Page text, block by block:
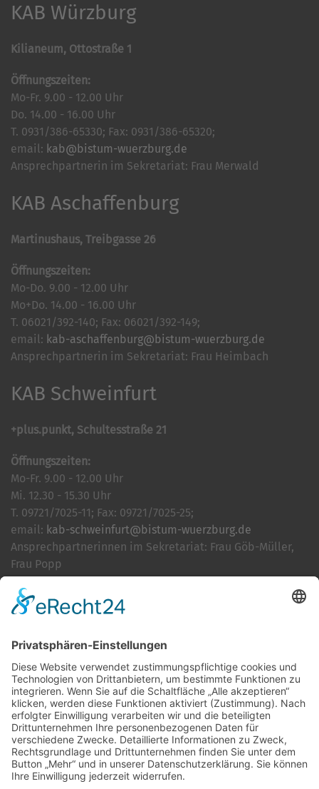
KAB Würzburg
Kilianeum, Ottostraße 1
Öffnungszeiten:
Mo-Fr. 9.00 - 12.00 Uhr
Do. 14.00 - 16.00 Uhr
T. 0931/386-65330; Fax: 0931/386-65320;
email: kab@bistum-wuerzburg.de
Ansprechpartnerin im Sekretariat: Frau Merwald
KAB Aschaffenburg
Martinushaus, Treibgasse 26
Öffnungszeiten:
Mo-Do. 9.00 - 12.00 Uhr
Mo+Do. 14.00 - 16.00 Uhr
T. 06021/392-140; Fax: 06021/392-149;
email: kab-aschaffenburg@bistum-wuerzburg.de
Ansprechpartnerin im Sekretariat: Frau Heimbach
KAB Schweinfurt
+plus.punkt, Schultesstraße 21
Öffnungszeiten:
Mo-Fr. 9.00 - 12.00 Uhr
Mi. 12.30 - 15.30 Uhr
T. 09721/7025-11; Fax: 09721/7025-25;
email: kab-schweinfurt@bistum-wuerzburg.de
Ansprechpartnerinnen im Sekretariat: Frau Göb-Müller,
Frau Popp
Cookie-Einstellungen
Kontakt